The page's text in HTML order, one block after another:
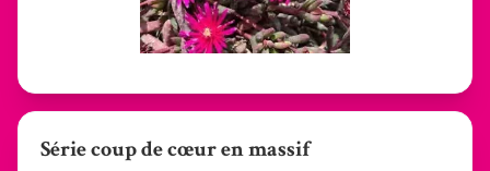
Série coup de cœur en massif